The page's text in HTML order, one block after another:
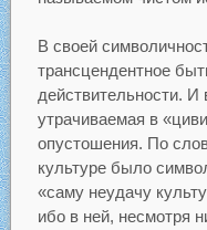
В своей
трансцендентное
действительности. И
утрачиваемая в
опустошения. По
культуре было
«саму неудачу
ибо в ней, несмотря